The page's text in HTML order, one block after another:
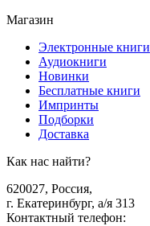
Магазин
Электронные книги
Аудиокниги
Новинки
Бесплатные книги
Импринты
Подборки
Доставка
Как нас найти?
620027, Россия,
г. Екатеринбург, а/я 313
Контактный телефон: